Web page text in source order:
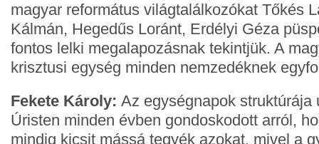
magyar református világtalálkozókat Tőkés
Kálmán, Hegedűs Loránt, Erdélyi Géza
fontos lelki megalapozásnak tekintjük. A
krisztusi egység minden nemzedéknek
Fekete Károly: Az egységnapok struktúrája
Úristen minden évben gondoskodott arról,
mindig kicsit mássá tegyék azokat, mivel a